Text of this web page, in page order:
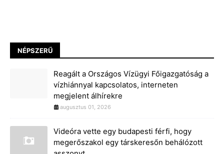
NÉPSZERŰ
Reagált a Országos Vízügyi Főigazgatóság a
vízhiánnyal kapcsolatos, interneten
megjelent álhírekre
augusztus 01, 2026
Videóra vette egy budapesti férfi, hogy
megerőszakol egy társkeresőn behálózott